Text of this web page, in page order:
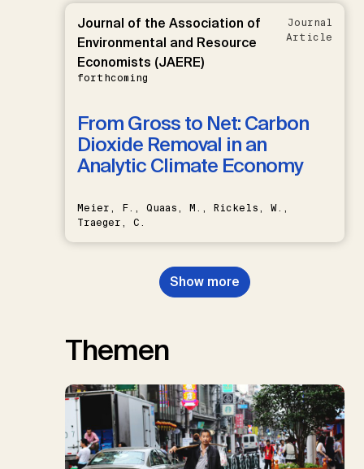
Journal of the Association of
Environmental and Resource
Economists (JAERE)
forthcoming
Journal
Article
From Gross to Net: Carbon
Dioxide Removal in an
Analytic Climate Economy
Meier, F., Quaas, M., Rickels, W.,
Traeger, C.
Show more
Themen